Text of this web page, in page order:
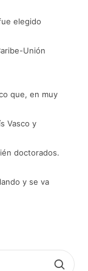
elegido
Unión
que, en muy
Vasco y
doctorados.
y se va